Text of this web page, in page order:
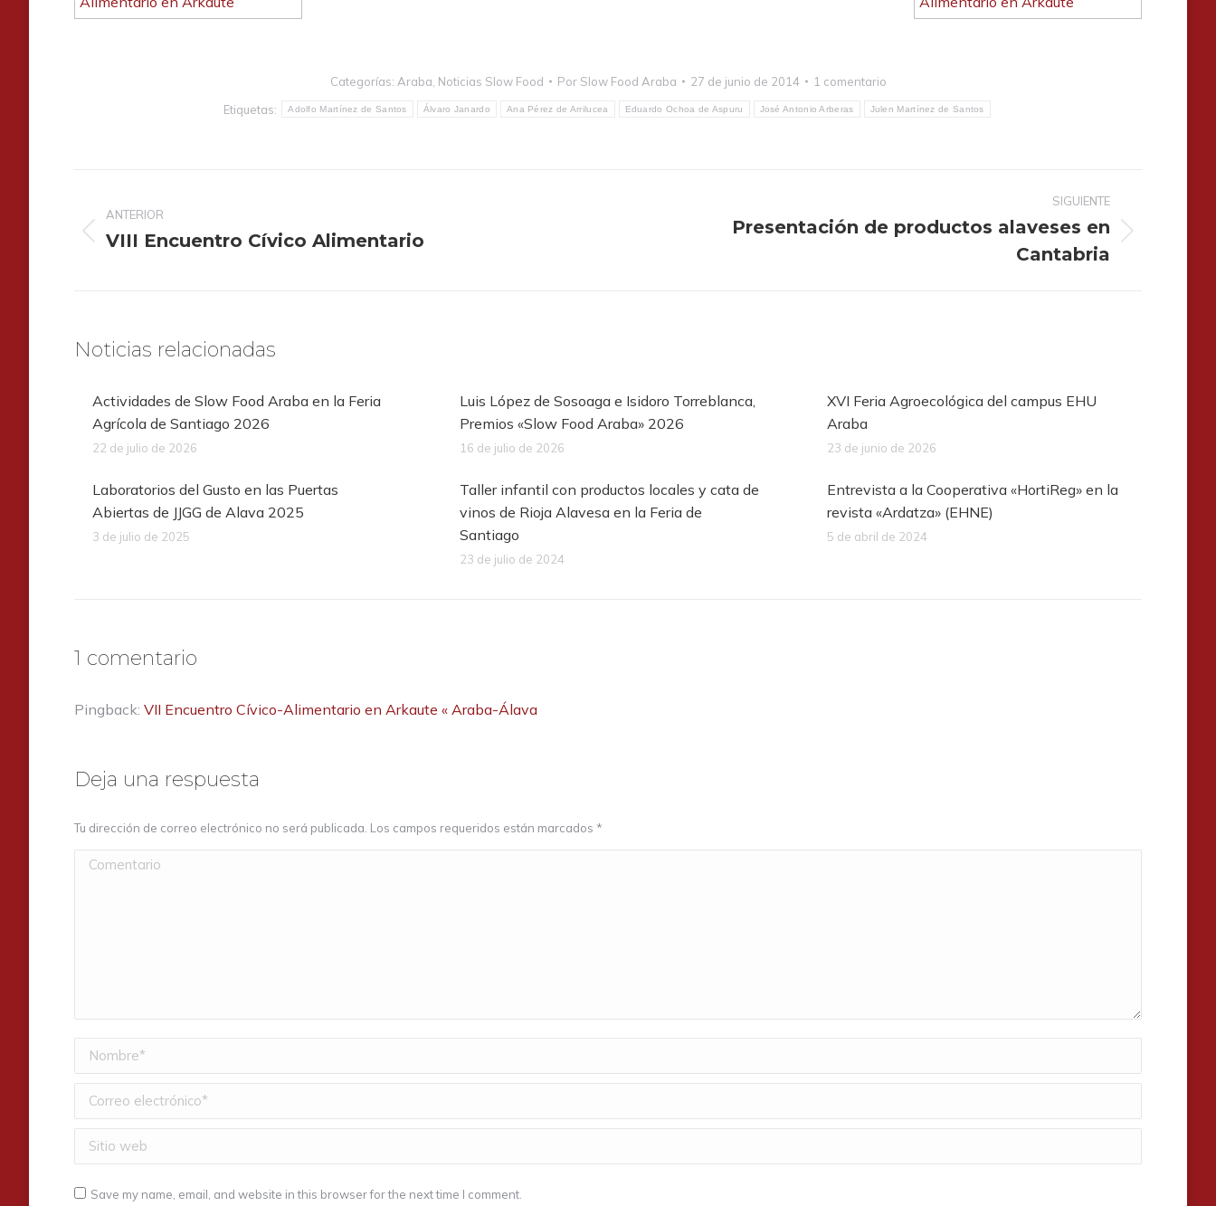
Categorías: Araba Noticias Slow Food Por Slow Food Araba 27 de junio de 2014
1 comentario
Etiquetas:
Adolfo Martínez de Santos Álvaro Janardo Ana Pérez de Arrilucea Eduardo Ochoa de Aspuru José Antonio Arberas Julen Martínez de Santos
entre
publicaciones
ANTERIOR
Publicación
VIII Encuentro Cívico Alimentario
SIGUIENTE
Presentación de productos alaveses en
Cantabria
Noticias relacionadas
Actividades de Slow Food Araba en la Feria
Agrícola de Santiago 2026
22 de julio de 2026
Luis López de Sosoaga e Isidoro Torreblanca,
Premios «Slow Food Araba» 2026
16 de julio de 2026
XVI Feria Agroecológica del campus EHU
Araba
23 de junio de 2026
Laboratorios del Gusto en las Puertas
Abiertas de JJGG de Alava 2025
3 de julio de 2025
Taller infantil con productos locales y cata de
vinos de Rioja Alavesa en la Feria de
Santiago
23 de julio de 2024
Entrevista a la Cooperativa «HortiReg» en la
revista «Ardatza» (EHNE)
5 de abril de 2024
1 comentario
Pingback: VII Encuentro Cívico-Alimentario en Arkaute « Araba-Álava
Deja una respuesta
Tu dirección de correo electrónico no será publicada. Los campos requeridos están marcados *
Comentario
Nombre *
Correo electrónico *
Sitio web
Save my name, email, and website in this browser for the next time I comment.